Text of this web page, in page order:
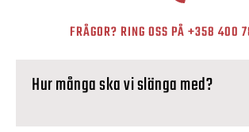
FRÅGOR? RING OSS PÅ+358 400
Hur många ska vi slänga med?